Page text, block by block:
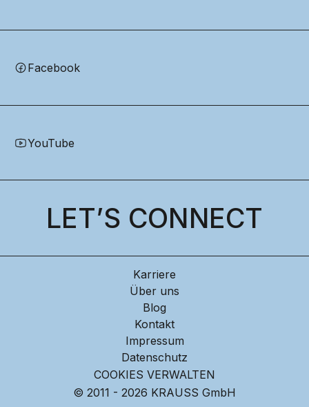
Facebook
YouTube
LET’S CONNECT
Karriere
Über uns
Blog
Kontakt
Impressum
Datenschutz
COOKIES VERWALTEN
© 2011 - 2026 KRAUSS GmbH